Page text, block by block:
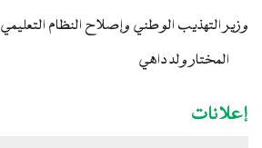
إعلانات
وزير التهذيب الوطني وإصلاح النظام التعليمي
المختار ولد داهي